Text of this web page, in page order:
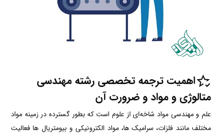
اهمیت ترجمه تخصصی رشته مهندسی
متالوژی و مواد و ضرورت آن
علم و مهندسی مواد شاخه‌ای از علوم است که بطور گسترده در زمینه مواد
مختلف مانند فلزات، سرامیک ها، مواد الکترونیکی و بیومتریال ها فعالیت